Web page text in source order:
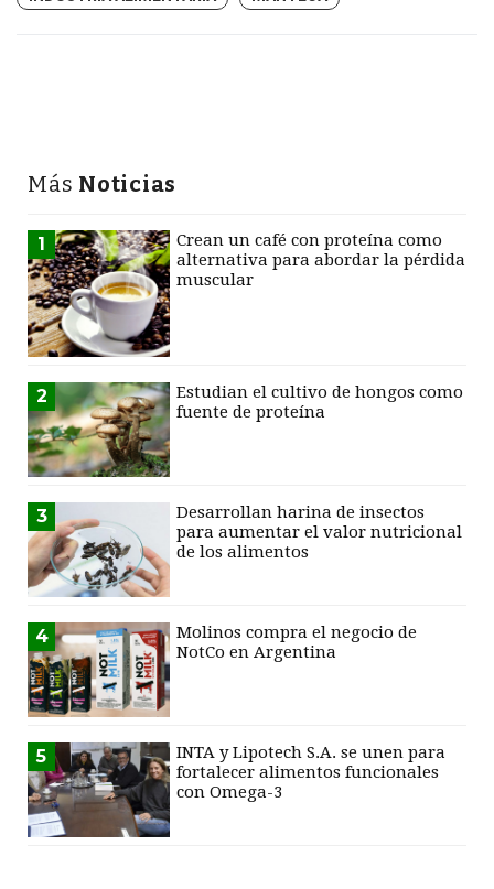
Más Noticias
1
Crean un café con proteína como
alternativa para abordar la pérdida
muscular
2
Estudian el cultivo de hongos como
fuente de proteína
3
Desarrollan harina de insectos
para aumentar el valor nutricional
de los alimentos
4
Molinos compra el negocio de
NotCo en Argentina
5
INTA y Lipotech S.A. se unen para
fortalecer alimentos funcionales
con Omega-3